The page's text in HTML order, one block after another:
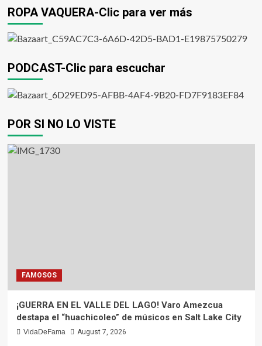
ROPA VAQUERA-Clic para ver más
PODCAST-Clic para escuchar
POR SI NO LO VISTE
FAMOSOS
¡GUERRA EN EL VALLE DEL LAGO! Varo Amezcua
destapa el “huachicoleo” de músicos en Salt Lake City
VidaDeFama August 7, 2026